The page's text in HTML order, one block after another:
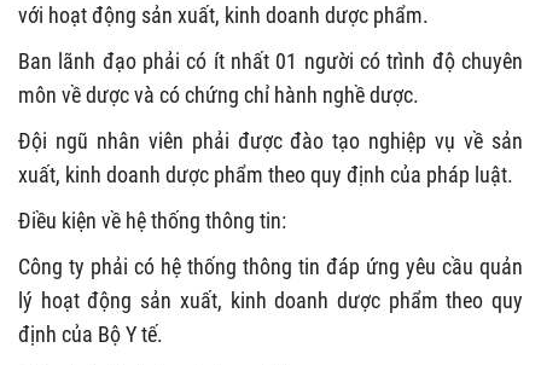
với hoạt động sản xuất, kinh doanh dược phẩm.
Ban lãnh đạo phải có ít nhất 01 người có trình độ chuyên
môn về dược và có chứng chỉ hành nghề dược.
Đội ngũ nhân viên phải được đào tạo nghiệp vụ về sản
xuất, kinh doanh dược phẩm theo quy định của pháp luật.
Điều kiện về hệ thống thông tin:
Công ty phải có hệ thống thông tin đáp ứng yêu cầu quản
lý hoạt động sản xuất, kinh doanh dược phẩm theo quy
định của Bộ Y tế.